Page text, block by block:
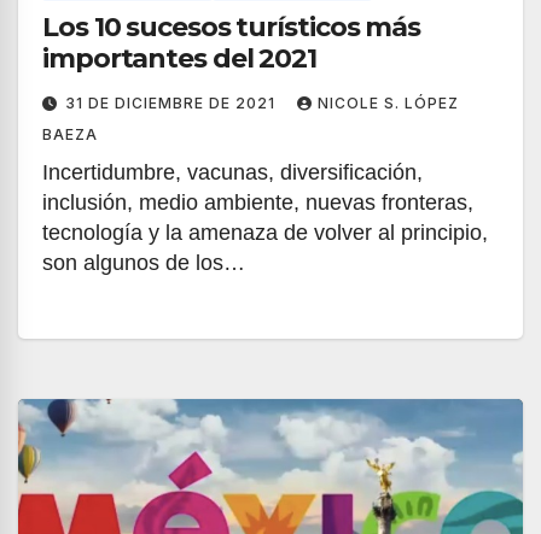
Los 10 sucesos turísticos más
importantes del 2021
31 DE DICIEMBRE DE 2021
NICOLE S. LÓPEZ
BAEZA
Incertidumbre, vacunas, diversificación,
inclusión, medio ambiente, nuevas fronteras,
tecnología y la amenaza de volver al principio,
son algunos de los…